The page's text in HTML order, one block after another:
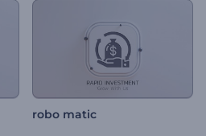
robo matic